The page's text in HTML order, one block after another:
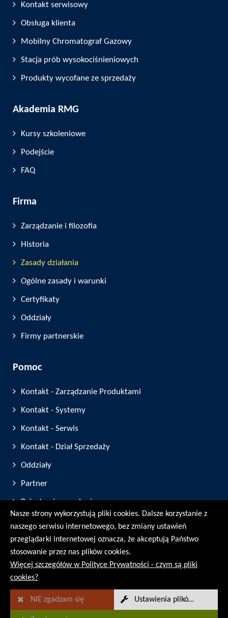
Kontakt serwisowy
Obsługa klienta
Mobilny Chromatograf Gazowy
Stacja prób wysokociśnieniowych
Produkty wycofane ze sprzedaży
Akademia RMG
Kursy szkoleniowe
Podejście
FAQ
Firma
Zarządzanie i filozofia
Historia
Zasady działania
Ogólne zasady i warunki
Certyfikaty
Oddziały
Firmy partnerskie
Pomoc
Kontakt - Zarządzanie Produktami
Kontakt - Systemy
Kontakt - Serwis
Kontakt - Dział Sprzedaży
Oddziały
Partner
Rejestracja urządzeń
Targi i Wystawy
© RMG Messtechnik GmbH - 2026
Nasze strony wykorzystują pliki cookies. Dalsze korzystanie z
naszego serwisu internetowego, bez zmiany ustawień
przeglądarki internetowej oznacza, że akceptują Państwo
stosowanie przez nas plików cookies.
Więcej szczegółów w Polityce Prywatności - czym są pliki
cookies?
NIE zgadzam się Ustawienia plików Cookies